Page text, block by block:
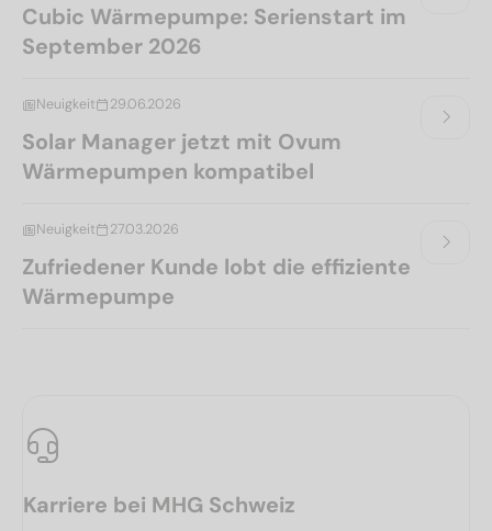
Cubic Wärmepumpe: Serienstart im
September 2026
Neuigkeit 29.06.2026
Solar Manager jetzt mit Ovum
Wärmepumpen kompatibel
Neuigkeit 27.03.2026
Zufriedener Kunde lobt die effiziente
Wärmepumpe
Karriere bei MHG Schweiz